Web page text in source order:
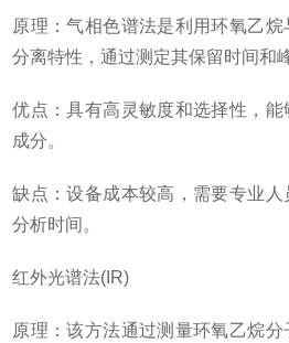
原理：气相色谱法是利用环氧乙
分离特性，通过测定其保留时间和
优点：具有高灵敏度和选择性，
成分。
缺点：设备成本较高，需要专业
分析时间。
红外光谱法(IR)
原理：该方法通过测量环氧乙烷